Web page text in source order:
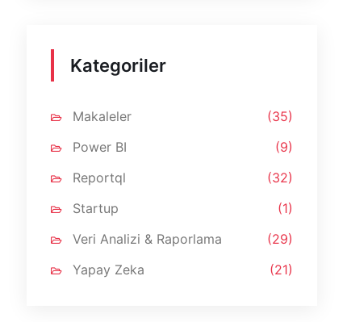
Kategoriler
Makaleler
(35)
Power BI
(9)
Reportql
(32)
Startup
(1)
Veri Analizi & Raporlama
(29)
Yapay Zeka
(21)